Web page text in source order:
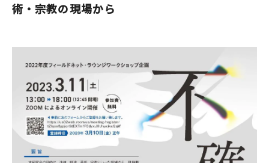
術・宗教の現場から